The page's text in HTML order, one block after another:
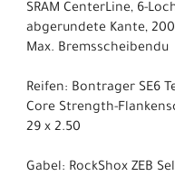
SRAM CenterLine, 6-
abgerundete Kante,
Max. Bremsscheibendu
Reifen: Bontrager SE6
Core Strength-
29 x 2.50
Gabel: RockShox ZEB